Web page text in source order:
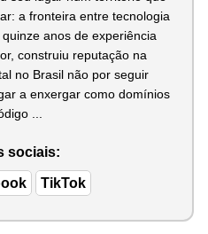
a fronteira entre tecnologia
anos de experiência
construiu reputação na
no Brasil não por seguir
a enxergar como domínios
...
sociais:
TikTok